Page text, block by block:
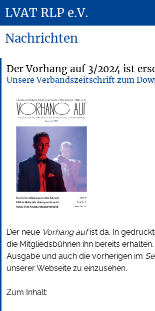
LVAT RLP e.V.
Nachrichten
Der Vorhang auf 3/2024 ist
Unsere Verbandszeitschrift zum
Der neue Vorhang aufist da. In
die Mitgliedsbühnen ihn bereits
Ausgabe und auch die vorherigen im
unserer Webseite zu einzusehen.
Zum Inhalt: